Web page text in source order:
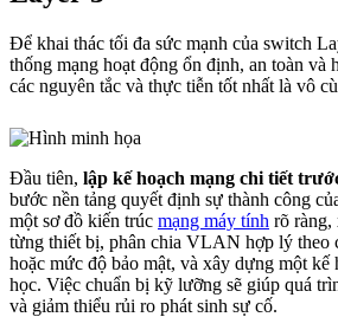
Để khai thác tối đa sức mạnh của switch
thống mạng hoạt động ổn định, an toàn và
các nguyên tắc và thực tiễn tốt nhất là vô
Đầu tiên, lập kế hoạch mạng chi tiết
bước nền tảng quyết định sự thành công
một sơ đồ kiến trúc mạng máy tính rõ ràng,
từng thiết bị, phân chia VLAN hợp lý theo
hoặc mức độ bảo mật, và xây dựng một kế
học. Việc chuẩn bị kỹ lưỡng sẽ giúp quá
và giảm thiểu rủi ro phát sinh sự cố.